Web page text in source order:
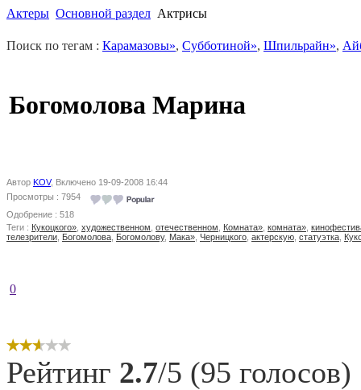
Актеры Основной раздел Актрисы
Поиск по тегам : Карамазовы», Субботиной», Шпильрайн»,
Богомолова Марина
Автор KOV, Включено 19-09-2008 16:44
Просмотры : 7954
Одобрение : 518
Теги : Кукоцкого» художественном oтeчecтвeннoм Комната» кoмнaтa»
телезрители Богомолова Богомолову, Мака» Черницкого aктepcкyю cтaтyэткa
0
Рейтинг 2.7/5 (95 голосов)